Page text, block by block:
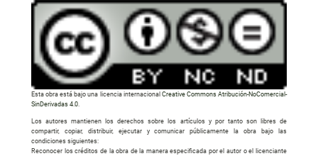
Esta obra está bajo una licencia internacionalCreative Commons Atribución-NoComercial-
SinDerivadas 4.0.
Los autores mantienen los derechos sobre los artículos y por tanto son libres de
compartir, copiar, distribuir, ejecutar y comunicar públicamente la obra bajo las
condiciones siguientes:
Reconocer los créditos de la obra de la manera especificada por el autor o el licenciante